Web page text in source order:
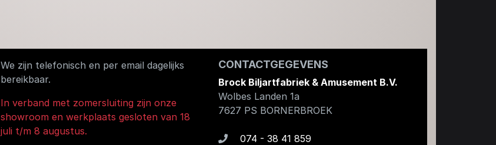
We zijn telefonisch en per email dagelijks
bereikbaar.
In verband met zomersluiting zijn onze
showroom en werkplaats gesloten van 18
juli t/m 8 augustus.
CONTACTGEGEVENS
Brock Biljartfabriek & Amusement B.V.
Wolbes Landen 1a
7627 PS BORNERBROEK
074 - 38 41 859